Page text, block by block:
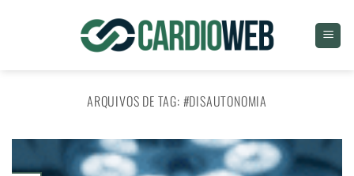
ARQUIVOS DE TAG: #DISAUTONOMIA